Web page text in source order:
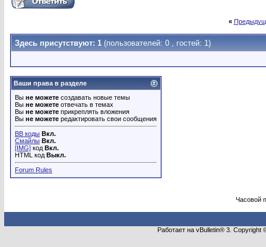
«
Здесь присутствуют: 1 (пользователей: 0 , гостей: 1)
Ваши права в разделе
Вы не можете создавать новые темы
Вы не можете отвечать в темах
Вы не можете прикреплять вложения
Вы не можете редактировать свои сообщения
BB коды Вкл.
Смайлы Вкл.
[IMG] код Вкл.
HTML код Выкл.
Forum Rules
Часовой
Работает на vBulletin® 3.